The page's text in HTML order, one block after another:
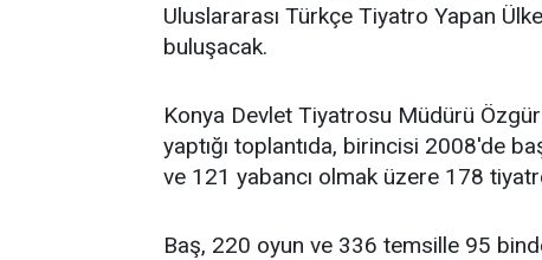
Uluslararası Türkçe Tiyatro Yapan
buluşacak.
Konya Devlet Tiyatrosu Müdürü
yaptığı toplantıda, birincisi 2008'de
ve 121 yabancı olmak üzere 178
Baş, 220 oyun ve 336 temsille 95